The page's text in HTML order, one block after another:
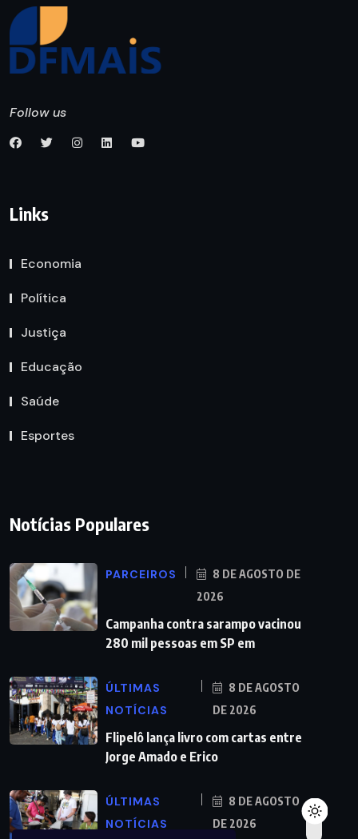
Follow us
Links
Economia
Política
Justiça
Educação
Saúde
Esportes
Notícias Populares
PARCEIROS
8 DE AGOSTO DE
2026
Campanha contra sarampo vacinou
280 mil pessoas em SP em
ÚLTIMAS
NOTÍCIAS
8 DE AGOSTO
DE 2026
Flipelô lança livro com cartas entre
Jorge Amado e Erico
ÚLTIMAS
NOTÍCIAS
8 DE AGOSTO
DE 2026